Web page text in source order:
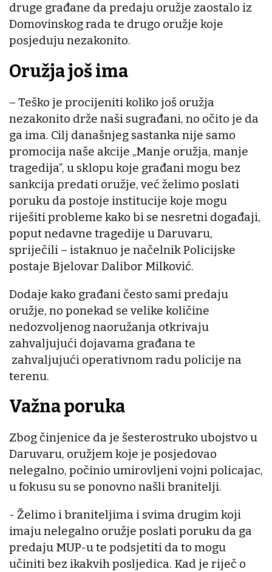
druge građane da predaju oružje zaostalo iz
Domovinskog rada te drugo oružje koje
posjeduju nezakonito.
Oružja još ima
– Teško je procijeniti koliko još oružja
nezakonito drže naši sugrađani, no očito je da
ga ima. Cilj današnjeg sastanka nije samo
promocija naše akcije „Manje oružja, manje
tragedija”, u sklopu koje građani mogu bez
sankcija predati oružje, već želimo poslati
poruku da postoje institucije koje mogu
riješiti probleme kako bi se nesretni događaji,
poput nedavne tragedije u Daruvaru,
spriječili – istaknuo je načelnik Policijske
postaje Bjelovar Dalibor Milković.
Dodaje kako građani često sami predaju
oružje, no ponekad se velike količine
nedozvoljenog naoružanja otkrivaju
zahvaljujući dojavama građana te
zahvaljujući operativnom radu policije na
terenu.
Važna poruka
Zbog činjenice da je šesterostruko ubojstvo u
Daruvaru, oružjem koje je posjedovao
nelegalno, počinio umirovljeni vojni policajac,
u fokusu su se ponovno našli branitelji.
- Želimo i braniteljima i svima drugim koji
imaju nelegalno oružje poslati poruku da ga
predaju MUP-u te podsjetiti da to mogu
učiniti bez ikakvih posljedica. Kad je riječ o